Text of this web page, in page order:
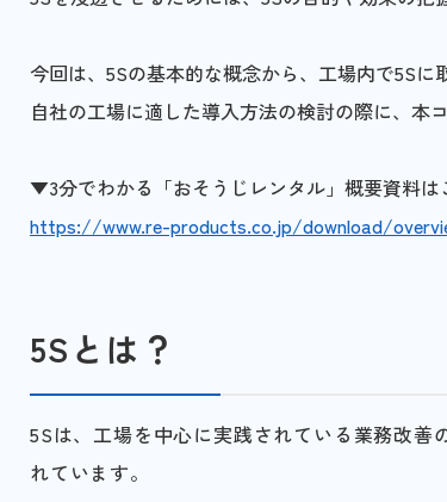
今回は、5Sの基本的な概念から、工場内で5Sに
自社の工場に適した導入方法の検討の際に、本
▼3分でわかる「おそうじレンタル」概要資料は
https://www.re-products.co.jp/download/
5Sとは？
5Sは、工場を中心に実践されている業務改
れています。